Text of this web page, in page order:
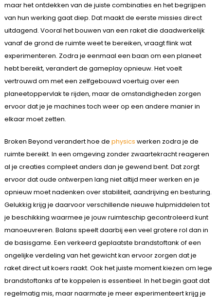
maar het ontdekken van de juiste combinaties en het begrijpen
van hun werking gaat diep. Dat maakt de eerste missies direct
uitdagend. Vooral het bouwen van een raket die daadwerkelijk
vanaf de grond de ruimte weet te bereiken, vraagt flink wat
experimenteren. Zodra je eenmaal een baan om een planeet
hebt bereikt, verandert de gameplay opnieuw. Het voelt
vertrouwd om met een zelfgebouwd voertuig over een
planeetoppervlak te rijden, maar de omstandigheden zorgen
ervoor dat je je machines toch weer op een andere manier in
elkaar moet zetten.
Broken Beyond verandert hoe de physics werken zodra je de
ruimte bereikt. In een omgeving zonder zwaartekracht reageren
al je creaties compleet anders dan je gewend bent. Dat zorgt
ervoor dat oude ontwerpen lang niet altijd meer werken en je
opnieuw moet nadenken over stabiliteit, aandrijving en besturing.
Gelukkig krijg je daarvoor verschillende nieuwe hulpmiddelen tot
je beschikking waarmee je jouw ruimteschip gecontroleerd kunt
manoeuvreren. Balans speelt daarbij een veel grotere rol dan in
de basisgame. Een verkeerd geplaatste brandstoftank of een
ongelijke verdeling van het gewicht kan ervoor zorgen dat je
raket direct uit koers raakt. Ook het juiste moment kiezen om lege
brandstoftanks af te koppelen is essentieel. In het begin gaat dat
regelmatig mis, maar naarmate je meer experimenteert krijg je